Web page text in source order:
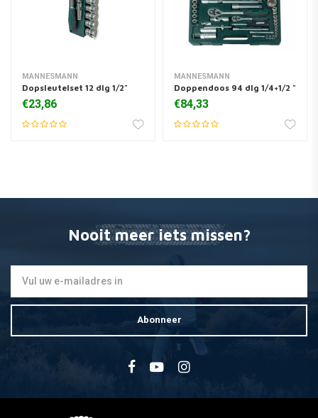
MANNESMANN
Dopsleutelset 12 dlg 1/2"
€23,86
MANNESMANN
Doppendoos 94 dlg 1/4+1/2 "
€84,33
Nooit meer iets missen?
Abonneer